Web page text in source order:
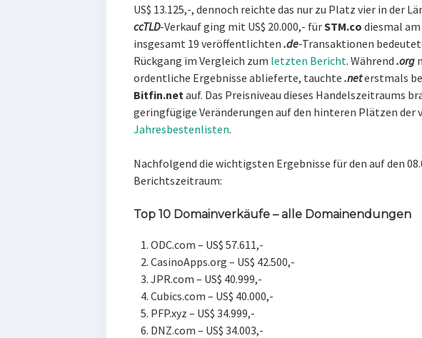
US$ 13.125,-, dennoch reichte das nur zu Platz vier in der
ccTLD-Verkauf ging mit US$ 20.000,- fürSTM.co diesmal
insgesamt 19 veröffentlichten .de-Transaktionen
Rückgang im Vergleich zum letzten Bericht. Während .org
ordentliche Ergebnisse ablieferte, tauchte .neterstmals
Bitfin.net auf. Das Preisniveau dieses Handelszeitraums
geringfügige Veränderungen auf den hinteren Plätzen der
Jahresbestenlisten.
Nachfolgend die wichtigsten Ergebnisse für den auf den
Berichtszeitraum:
Top 10 Domainverkäufe – alle Domainendungen
ODC.com – US$ 57.611,-
CasinoApps.org – US$ 42.500,-
JPR.com – US$ 40.999,-
Cubics.com – US$ 40.000,-
PFP.xyz – US$ 34.999,-
DNZ.com – US$ 34.003,-